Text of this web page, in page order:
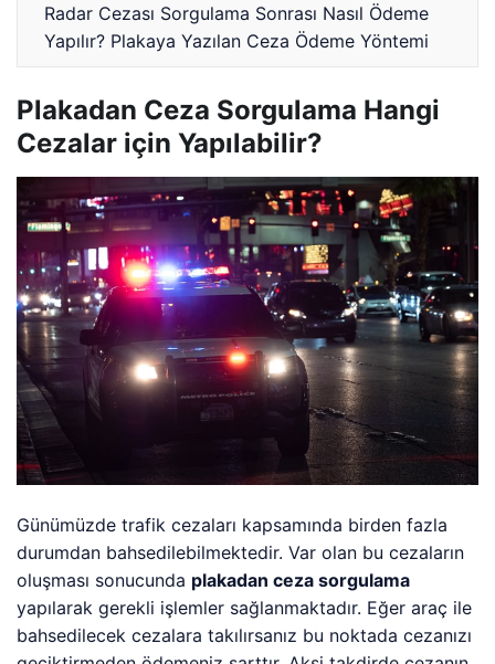
Radar Cezası Sorgulama Sonrası Nasıl Ödeme
Yapılır? Plakaya Yazılan Ceza Ödeme Yöntemi
Plakadan Ceza Sorgulama Hangi
Cezalar için Yapılabilir?
Günümüzde trafik cezaları kapsamında birden fazla
durumdan bahsedilebilmektedir. Var olan bu cezaların
oluşması sonucunda plakadan ceza sorgulama
yapılarak gerekli işlemler sağlanmaktadır. Eğer araç ile
bahsedilecek cezalara takılırsanız bu noktada cezanızı